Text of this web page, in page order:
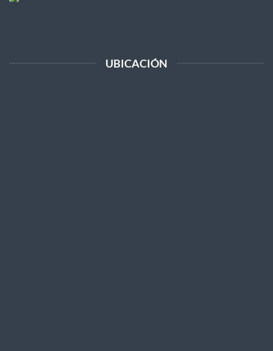
UBICACIÓN